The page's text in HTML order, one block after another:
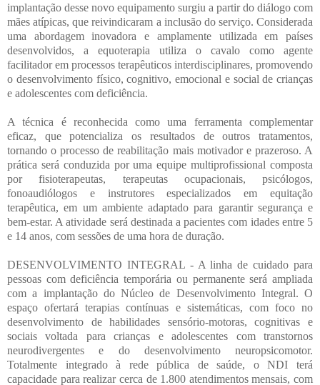
implantação desse novo equipamento surgiu a partir do diálogo com
mães atípicas, que reivindicaram a inclusão do serviço. Considerada
uma abordagem inovadora e amplamente utilizada em países
desenvolvidos, a equoterapia utiliza o cavalo como agente
facilitador em processos terapêuticos interdisciplinares, promovendo
o desenvolvimento físico, cognitivo, emocional e social de crianças
e adolescentes com deficiência.
A técnica é reconhecida como uma ferramenta complementar
eficaz, que potencializa os resultados de outros tratamentos,
tornando o processo de reabilitação mais motivador e prazeroso. A
prática será conduzida por uma equipe multiprofissional composta
por fisioterapeutas, terapeutas ocupacionais, psicólogos,
fonoaudiólogos e instrutores especializados em equitação
terapêutica, em um ambiente adaptado para garantir segurança e
bem-estar. A atividade será destinada a pacientes com idades entre 5
e 14 anos, com sessões de uma hora de duração.
DESENVOLVIMENTO INTEGRAL - A linha de cuidado para
pessoas com deficiência temporária ou permanente será ampliada
com a implantação do Núcleo de Desenvolvimento Integral. O
espaço ofertará terapias contínuas e sistemáticas, com foco no
desenvolvimento de habilidades sensório-motoras, cognitivas e
sociais voltada para crianças e adolescentes com transtornos
neurodivergentes e do desenvolvimento neuropsicomotor.
Totalmente integrado à rede pública de saúde, o NDI terá
capacidade para realizar cerca de 1.800 atendimentos mensais, com